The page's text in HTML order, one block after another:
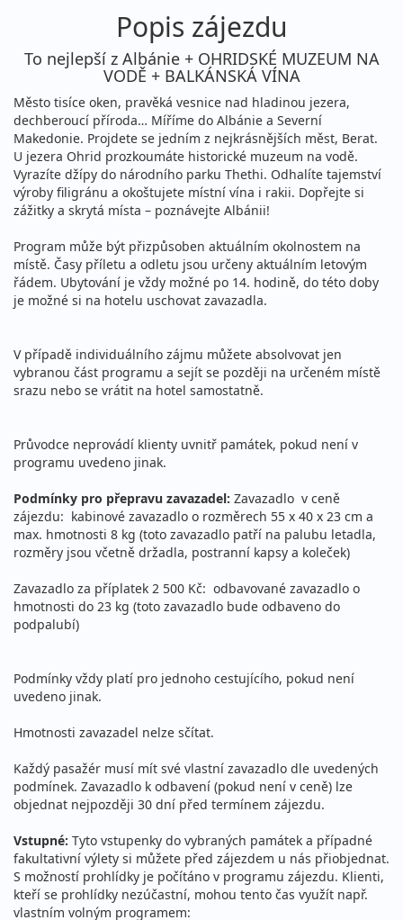
Popis zájezdu
To nejlepší z Albánie + OHRIDSKÉ MUZEUM NA
VODĚ + BALKÁNSKÁ VÍNA
Město tisíce oken, pravěká vesnice nad hladinou jezera,
dechberoucí příroda… Míříme do Albánie a Severní
Makedonie. Projdete se jedním z nejkrásnějších měst, Berat.
U jezera Ohrid prozkoumáte historické muzeum na vodě.
Vyrazíte džípy do národního parku Thethi. Odhalíte tajemství
výroby filigránu a okoštujete místní vína i rakii. Dopřejte si
zážitky a skrytá místa – poznávejte Albánii!
Program může být přizpůsoben aktuálním okolnostem na
místě. Časy příletu a odletu jsou určeny aktuálním letovým
řádem. Ubytování je vždy možné po 14. hodině, do této doby
je možné si na hotelu uschovat zavazadla.
V případě individuálního zájmu můžete absolvovat jen
vybranou část programu a sejít se později na určeném místě
srazu nebo se vrátit na hotel samostatně.
Průvodce neprovádí klienty uvnitř památek, pokud není v
programu uvedeno jinak.
Podmínky pro přepravu zavazadel: Zavazadlo v ceně
zájezdu: kabinové zavazadlo o rozměrech 55 x 40 x 23 cm a
max. hmotnosti 8 kg (toto zavazadlo patří na palubu letadla,
rozměry jsou včetně držadla, postranní kapsy a koleček)
Zavazadlo za příplatek 2 500 Kč: odbavované zavazadlo o
hmotnosti do 23 kg (toto zavazadlo bude odbaveno do
podpalubí)
Podmínky vždy platí pro jednoho cestujícího, pokud není
uvedeno jinak.
Hmotnosti zavazadel nelze sčítat.
Každý pasažér musí mít své vlastní zavazadlo dle uvedených
podmínek. Zavazadlo k odbavení (pokud není v ceně) lze
objednat nejpozději 30 dní před termínem zájezdu.
Vstupné: Tyto vstupenky do vybraných památek a případné
fakultativní výlety si můžete před zájezdem u nás přiobjednat.
S možností prohlídky je počítáno v programu zájezdu. Klienti,
kteří se prohlídky nezúčastní, mohou tento čas využít např.
vlastním volným programem: